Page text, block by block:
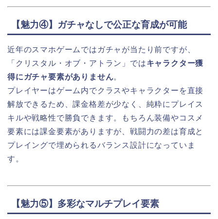
【魅力④】ガチャなしで公正な育成が可能
近年のスマホゲームではガチャが当たり前ですが、
「クリスタル・オブ・アトラン」ではキャラクター獲
得にガチャ要素がありません。
プレイヤーはゲーム内でクラスやキャラクターを直接
解放できるため、課金格差が少なく、純粋にプレイス
キルや戦略性で勝負できます。もちろん装備やコスメ
要素には課金要素がありますが、戦闘力の差は育成と
プレイングで埋められるバランス設計になっていま
す。
【魅力⑤】多彩なマルチプレイ要素